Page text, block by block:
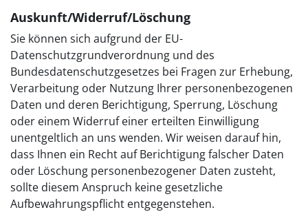
Auskunft/Widerruf/Löschung
Sie können sich aufgrund der EU-
Datenschutzgrundverordnung und des
Bundesdatenschutzgesetzes bei Fragen zur Erhebung,
Verarbeitung oder Nutzung Ihrer personenbezogenen
Daten und deren Berichtigung, Sperrung, Löschung
oder einem Widerruf einer erteilten Einwilligung
unentgeltlich an uns wenden. Wir weisen darauf hin,
dass Ihnen ein Recht auf Berichtigung falscher Daten
oder Löschung personenbezogener Daten zusteht,
sollte diesem Anspruch keine gesetzliche
Aufbewahrungspflicht entgegenstehen.